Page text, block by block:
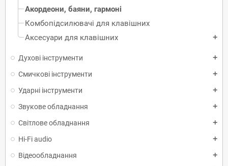
Акордеони, баяни, гармоні
Комбопідсилювачі для клавішних
Аксесуари для клавішних
add
Духові інструменти add
Смичкові інструменти add
Ударні інструменти add
Звукове обладнання add
Світлове обладнання add
Hi-Fi audio add
Відеообладнання add